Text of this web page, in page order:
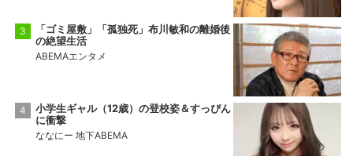
「ゴミ屋敷」「孤独死」布川敏和の離婚後
の絶望生活
ABEMAエンタメ
小学生ギャル（12歳）の登校姿＆すっぴん
に衝撃
ななにー 地下ABEMA